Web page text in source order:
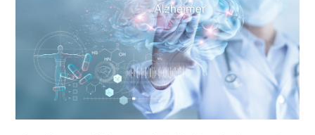
聚體Aβ25-35以建立阿茲海默症小鼠模式，在注射Aβ25-35之
前先將乳果糖和海藻糖給予小鼠服用。乳果糖或海藻糖的使
用均加強了阿茲海默症小鼠的短期記憶和學習。從病理學分
析中，我們發現乳果糖和海藻糖的預處理減少了神經發炎現
象並增加了細胞自噬的程度。這些結果顯示乳果糖和海藻糖
的神經保護作用是透過抗發炎和細胞自噬作用而達成。此
外，乳果糖在增強阿茲海默症小鼠突觸蛋白表現之程度優於